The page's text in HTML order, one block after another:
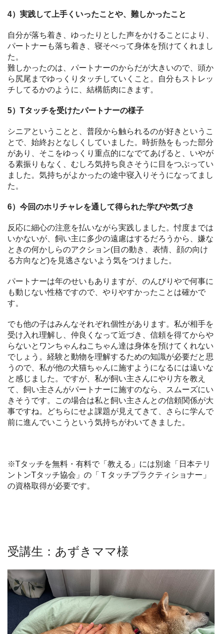
4）実践して上手くいったことや、難しかったこと
自分が落ち着き、ゆったりとした声をかけることにより、
パートナーも落ち着き、寝そべって身体を預けてくれまし
た。
難しかったのは、パートナーのからだが大きいので、頭か
ら尻尾までゆっくりタッチしていくこと。自分もストレッ
チしてるかのように、結構筋肉にきます。
5）Tタッチを受けたパートナーの様子
シニアということと、普段から触られるのが好きというこ
とで、始終おとなしくしていました。時折熱をもった部分
があり、そこをゆっくり重点的になでてあげると、いやが
る素振りもなく、むしろ気持ち良さそうに目をつぶってい
ました。気持ちがよかったの途中寝入りそうになってまし
た。
6）今回のホリチャレを通して得られた学びや気づき
反応に細心の注意を払いながら実践しました。忖度までは
いかないが、飼い主に多少の遠慮はするだろうから、嫌な
ときの何かしらのアクション(目の動き、表情、顔の向け
る方向など)を見逃さないよう気をつけました。
パートナーは年のせいもありますが、のんびりやで何事に
も動じない性格ですので、やりやすかったことは確かで
す。
でも他の子はみんなそれぞれ個性があります。私が相手を
受け入れ理解し、仲良くなって近づき、信頼を得てからや
らないとワンちゃんねこちゃん達は身体を預けてくれない
でしょう。経験と動物を理解するための知識が必要だと思
うので、私が他の犬猫ちゃんに施すようになるには遠いな
と感じました。ですが、私が飼い主さんにやり方を教え
て、飼い主さんがパートナーに施すのなら、スムーズにい
きそうです。この場合は私と飼い主さんとの信頼関係が大
事ですね。どちらにせよ課題が見えてきて、さらに学んで
前に進んでいこうという気持ちがわいてきました。
※Tタッチを無料・有料で「教える」には別途「日本テリ
ントンTタッチ協会」の「Ｔタッチプラクティショナー」
の資格取得が必要です。
受講生：あずきママ様